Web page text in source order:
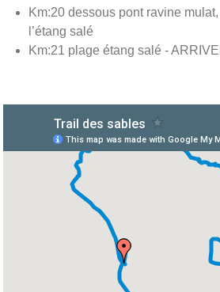
Km:20 dessous pont ravine
l’étang salé
Km:21 plage étang salé -